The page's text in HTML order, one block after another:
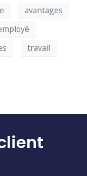
avantages
travail